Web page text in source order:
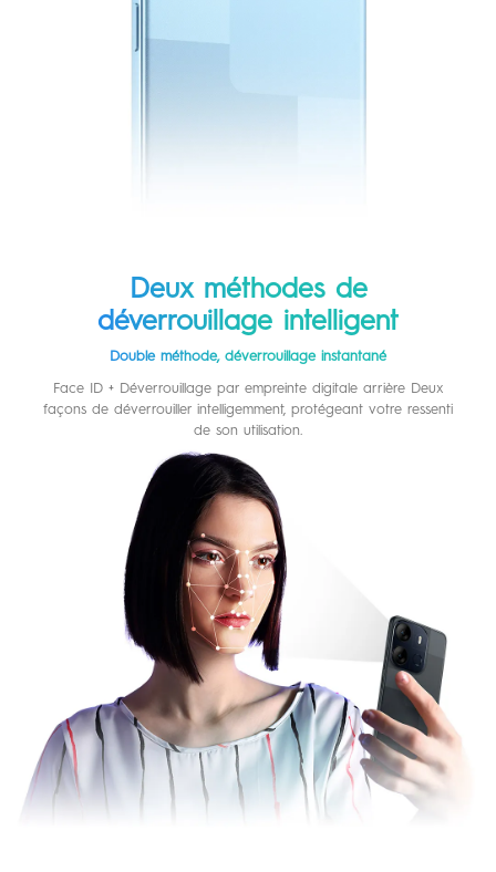
Deux méthodes de
déverrouillage intelligent
Double méthode, déverrouillage instantané
Face ID + Déverrouillage par empreinte digitale arrière Deux
façons de déverrouiller intelligemment, protégeant votre ressenti
de son utilisation.